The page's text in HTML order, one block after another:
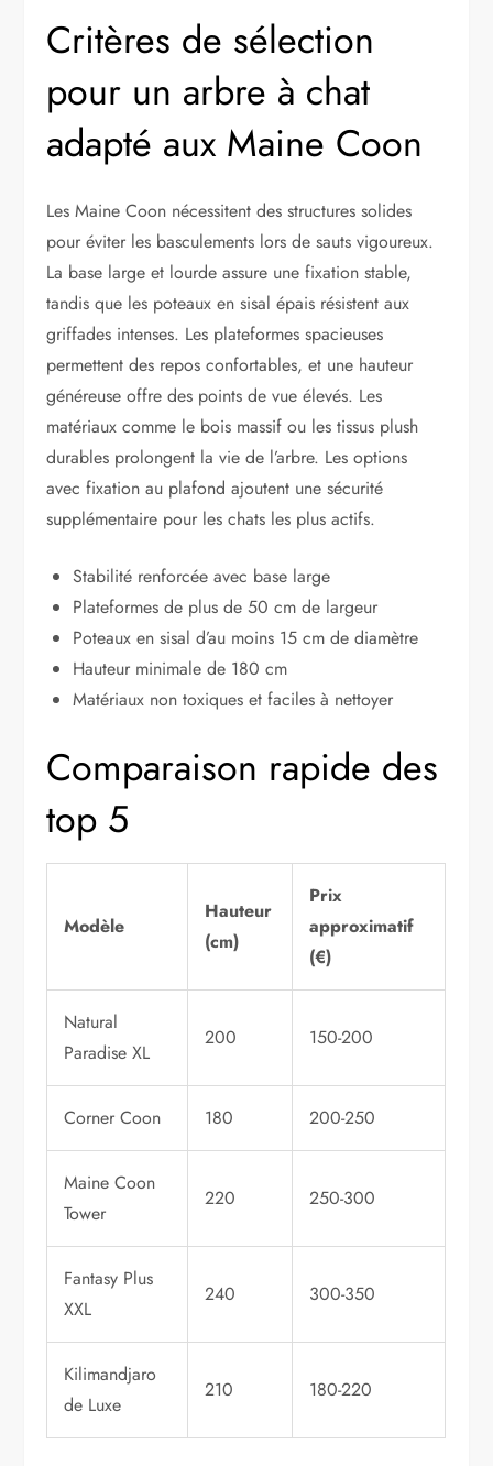
Critères de sélection
pour un arbre à chat
adapté aux Maine Coon
Les Maine Coon nécessitent des structures solides
pour éviter les basculements lors de sauts vigoureux.
La base large et lourde assure une fixation stable,
tandis que les poteaux en sisal épais résistent aux
griffades intenses. Les plateformes spacieuses
permettent des repos confortables, et une hauteur
généreuse offre des points de vue élevés. Les
matériaux comme le bois massif ou les tissus plush
durables prolongent la vie de l’arbre. Les options
avec fixation au plafond ajoutent une sécurité
supplémentaire pour les chats les plus actifs.
Stabilité renforcée avec base large
Plateformes de plus de 50 cm de largeur
Poteaux en sisal d’au moins 15 cm de diamètre
Hauteur minimale de 180 cm
Matériaux non toxiques et faciles à nettoyer
Comparaison rapide des
top 5
Modèle
Hauteur
(cm)
Prix
approximatif
(€)
Natural
Paradise XL
200 150-200
Corner Coon 180 200-250
Maine Coon
Tower
220 250-300
Fantasy Plus
XXL
240 300-350
Kilimandjaro
de Luxe
210 180-220